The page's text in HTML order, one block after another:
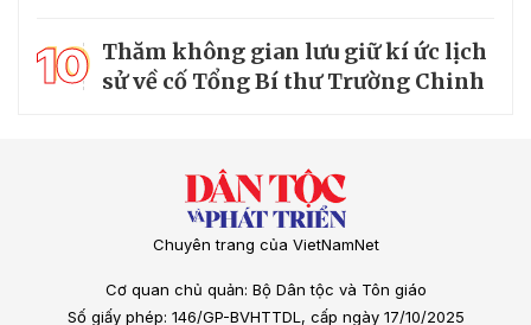
10 Thăm không gian lưu giữ kí ức lịch
sử về cố Tổng Bí thư Trường Chinh
Chuyên trang của VietNamNet
Cơ quan chủ quản: Bộ Dân tộc và Tôn giáo
Số giấy phép: 146/GP-BVHTTDL, cấp ngày 17/10/2025